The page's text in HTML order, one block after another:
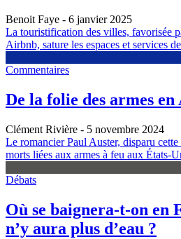
Benoit Faye - 6 janvier 2025
La touristification des villes, favorisée
Airbnb, sature les espaces et services
Commentaires
De la folie des armes
Clément Rivière - 5 novembre 2024
Le romancier Paul Auster, disparu
morts liées aux armes à feu aux États-
Débats
Où se baignera-t-on en
n’y aura plus d’eau ?